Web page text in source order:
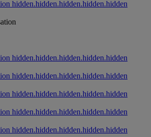
hidden.hidden.hidden.hidden.hidden
hidden.hidden.hidden.hidden.hidden
hidden.hidden.hidden.hidden.hidden
hidden.hidden.hidden.hidden.hidden
hidden.hidden.hidden.hidden.hidden
hidden.hidden.hidden.hidden.hidden